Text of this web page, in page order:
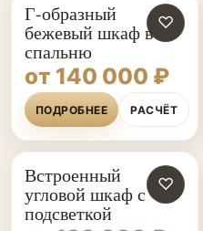
♡
Г-образный
бежевый шкаф в
спальню
от 140 000 ₽
ПОДРОБНЕЕ РАСЧЁТ
♡
Встроенный
угловой шкаф с
подсветкой